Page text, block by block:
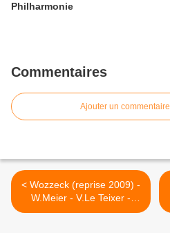
Philharmonie
Commentaires
Ajouter un commentaire
< Wozzeck (reprise 2009) -
W.Meier - V.Le Teixer -
C.Marthaler